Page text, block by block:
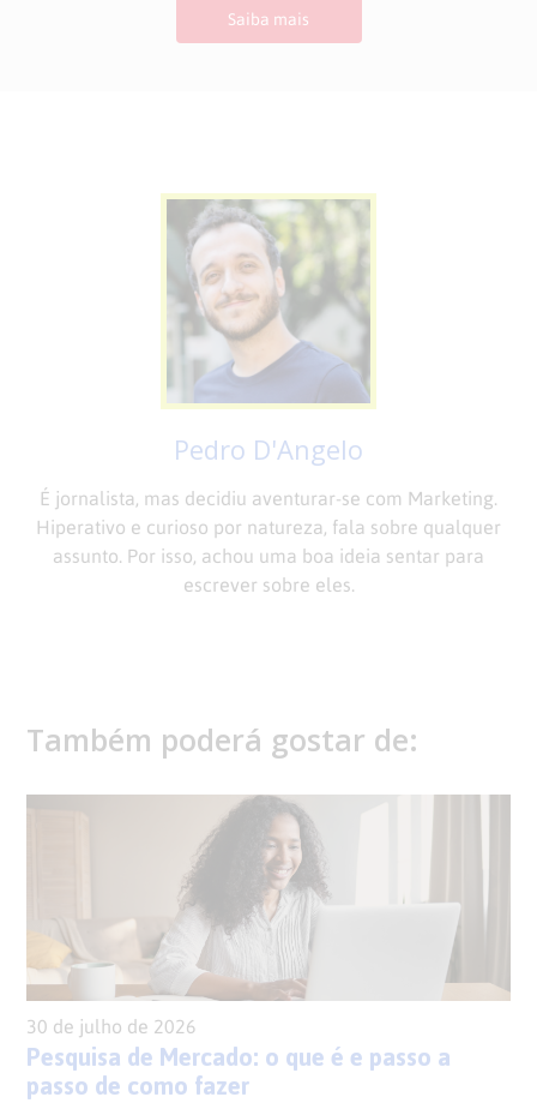
Saiba mais
Pedro D'Angelo
É jornalista, mas decidiu aventurar-se com Marketing.
Hiperativo e curioso por natureza, fala sobre qualquer
assunto. Por isso, achou uma boa ideia sentar para
escrever sobre eles.
Também poderá gostar de:
30 de julho de 2026
Pesquisa de Mercado: o que é e passo a
passo de como fazer